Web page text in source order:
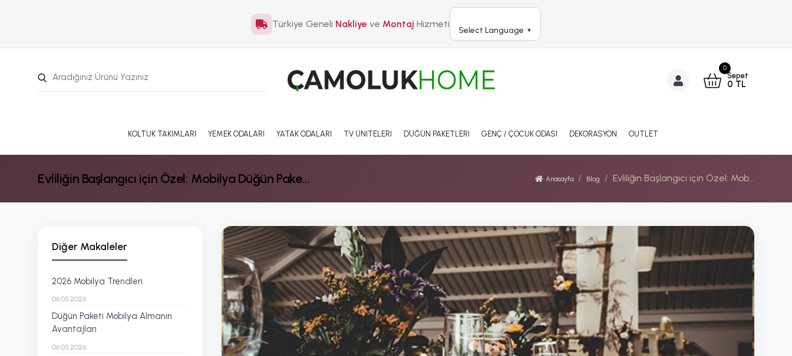
Türkiye Geneli Nakliye ve Montaj Hizmeti
Select Language ▼
0
Sepet
0 TL
KOLTUK TAKIMLARI YEMEK ODALARI YATAK ODALARI TV ÜNITELERI DÜĞÜN PAKETLERI GENÇ / ÇOCUK ODASI DEKORASYON OUTLET
Evliliğin Başlangıcı için Özel: Mobilya Düğün Pake... Anasayfa Blog Evliliğin Başlangıcı için Özel: Mob...
Diğer Makaleler
2026 Mobilya Trendleri
06.05.2026
Düğün Paketi Mobilya Almanın
Avantajları
06.05.2026